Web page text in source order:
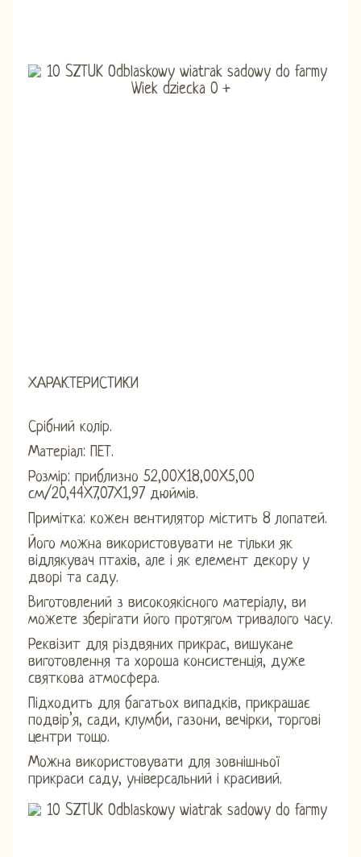
ХАРАКТЕРИСТИКИ
Срібний колір.
Матеріал: ПЕТ.
Розмір: приблизно 52,00X18,00X5,00
см/20,44X7,07X1,97 дюймів.
Примітка: кожен вентилятор містить 8 лопатей.
Його можна використовувати не тільки як
відлякувач птахів, але і як елемент декору у
дворі та саду.
Виготовлений з високоякісного матеріалу, ви
можете зберігати його протягом тривалого часу.
Реквізит для різдвяних прикрас, вишукане
виготовлення та хороша консистенція, дуже
святкова атмосфера.
Підходить для багатьох випадків, прикрашає
подвір’я, сади, клумби, газони, вечірки, торгові
центри тощо.
Можна використовувати для зовнішньої
прикраси саду, універсальний і красивий.